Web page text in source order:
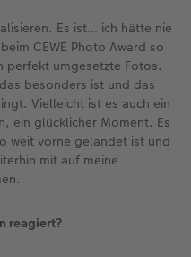
Es ist… ich hätte nie
CEWE Photo Award so
perfekt umgesetzte Fotos.
besonders ist und das
Vielleicht ist es auch ein
ein glücklicher Moment. Es
weit vorne gelandet ist und
mit auf meine
reagiert?